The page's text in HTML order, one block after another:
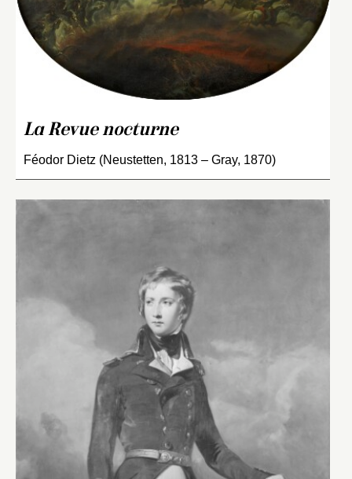
La Revue nocturne
Féodor Dietz (Neustetten, 1813 – Gray, 1870)